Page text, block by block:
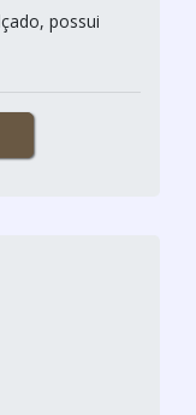
possui